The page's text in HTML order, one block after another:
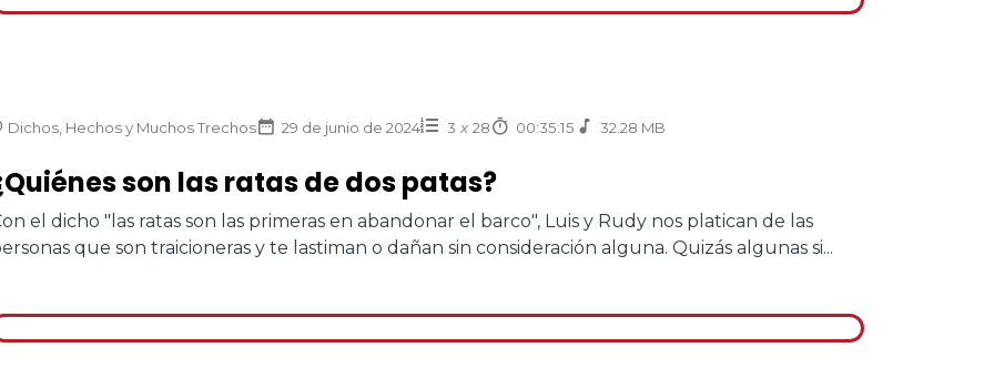
Dichos, Hechos y Muchos Trechos 29 de junio de 2024 3 x 28 00:35:15 32.28 MB
son las ratas de dos patas?
el dicho "las ratas son las primeras en abandonar el barco", Luis y Rudy nos platican de las
que son traicioneras y te lastiman o dañan sin consideración alguna. Quizás algunas si...